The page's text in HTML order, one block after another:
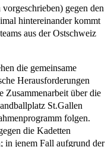
gegen den
hintereinander kommt
aus der Ostschweiz
die gemeinsame
Herausforderungen
Zusammenarbeit über die
St.Gallen
folgen.
die Kadetten
in jenem Fall aufgrund der